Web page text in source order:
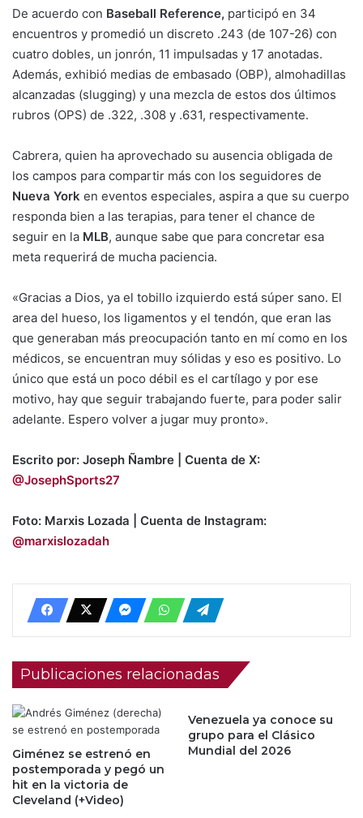
De acuerdo con Baseball Reference, participó en 34
encuentros y promedió un discreto .243 (de 107-26) con
cuatro dobles, un jonrón, 11 impulsadas y 17 anotadas.
Además, exhibió medias de embasado (OBP), almohadillas
alcanzadas (slugging) y una mezcla de estos dos últimos
rubros (OPS) de .322, .308 y .631, respectivamente.
Cabrera, quien ha aprovechado su ausencia obligada de
los campos para compartir más con los seguidores de
Nueva York en eventos especiales, aspira a que su cuerpo
responda bien a las terapias, para tener el chance de
seguir en la MLB, aunque sabe que para concretar esa
meta requerirá de mucha paciencia.
«Gracias a Dios, ya el tobillo izquierdo está súper sano. El
area del hueso, los ligamentos y el tendón, que eran las
que generaban más preocupación tanto en mí como en los
médicos, se encuentran muy sólidas y eso es positivo. Lo
único que está un poco débil es el cartílago y por ese
motivo, hay que seguir trabajando fuerte, para poder salir
adelante. Espero volver a jugar muy pronto».
Escrito por: Joseph Ñambre | Cuenta de X:
@JosephSports27
Foto: Marxis Lozada | Cuenta de Instagram:
@marxislozadah
Publicaciones relacionadas
Giménez se estrenó en
postemporada y pegó un
hit en la victoria de
Cleveland (+Video)
Venezuela ya conoce su
grupo para el Clásico
Mundial del 2026